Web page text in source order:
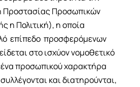
Προστασίας Προσωπικών
η Πολιτική), η οποία
επίπεδο προσφερόμενων
στο ισχύον νομοθετικό
προσωπικού χαρακτήρα
και διατηρούνται,